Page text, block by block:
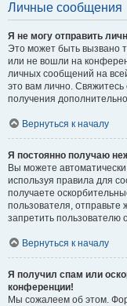
Личные сообщения
Я не могу отправить
Это может быть вызвано
или не вошли на
личных сообщений на
это вам лично.
получения
Вернуться к началу
Я постоянно получаю
Вы можете
используя правила для
получаете
пользователя,
запретить пользователю
Вернуться к началу
Я получил спам или
конференции!
Мы сожалеем об этом.